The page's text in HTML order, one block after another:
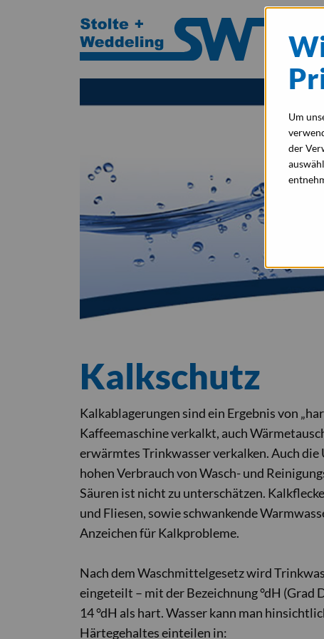
Kalkschutz
Kalkablagerungen sind ein Ergebnis von
Kaffeemaschine verkalkt, auch
erwärmtes Trinkwasser verkalken. Auch
hohen Verbrauch von Wasch- und
Säuren ist nicht zu unterschätzen.
und Fliesen, sowie schwankende
Anzeichen für Kalkprobleme.
Nach dem Waschmittelgesetz wird
eingeteilt – mit der Bezeichnung °dH (Grad
14 °dH als hart. Wasser kann man
Härtegehaltes einteilen in:
Um
der